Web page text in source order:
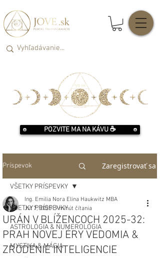
POZVITE MA NA KÁVU ☕️
Príspevok Zaregistrovať sa
VŠETKY PRÍSPEVKY
ASTROLÓGIA & NUMEROLÓGIA
MYSTIKA & MÁGIA
VŠETKY PRÍSPEVKY
URÁN V BLÍŽENCOCH 2025-32:
PRAH NOVEJ ÉRY VEDOMIA &
ZRODENIE INTELIGENCIE
Ing. Emilia Nora Elina Haukwitz MBA
Jul 7, 2025 9 minút čítania